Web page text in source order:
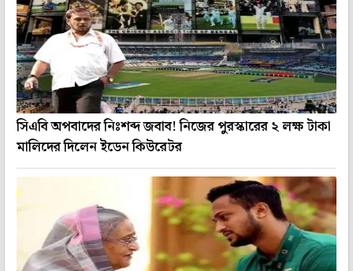
সিএবি অপবাদের নিঃশব্দ জবাব! নিজের পুরস্কারের ২ লক্ষ টাকা
মালিদের দিলেন ইডেন কিউরেটর